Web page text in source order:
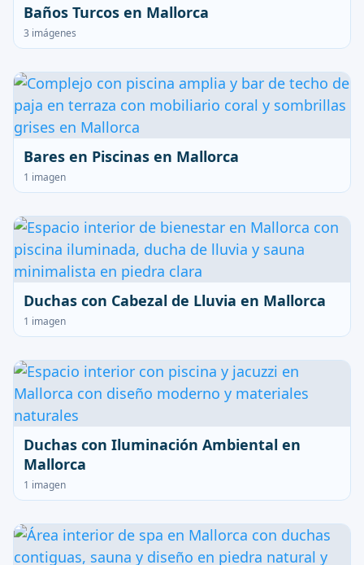
Baños Turcos en Mallorca
3 imágenes
Bares en Piscinas en Mallorca
1 imagen
Duchas con Cabezal de Lluvia en Mallorca
1 imagen
Duchas con Iluminación Ambiental en
Mallorca
1 imagen